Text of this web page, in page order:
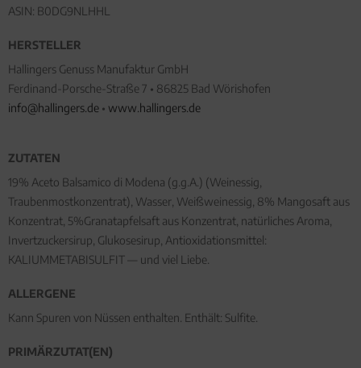
ASIN: B0DG9NLHHL
HERSTELLER
Hallingers Genuss Manufaktur GmbH
Ferdinand-Porsche-Straße 7 • 86825 Bad Wörishofen
info@hallingers.de • www.hallingers.de
ZUTATEN
19% Aceto Balsamico di Modena (g.g.A.) (Weinessig,
Traubenmostkonzentrat), Wasser, Weißweinessig, 8% Mangosaft aus
Konzentrat, 5%Granatapfelsaft aus Konzentrat, natürliches Aroma,
Invertzuckersirup, Glukosesirup, Antioxidationsmittel:
KALIUMMETABISULFIT — und viel Liebe.
ALLERGENE
Kann Spuren von Nüssen enthalten. Enthält: Sulfite.
PRIMÄRZUTAT(EN)